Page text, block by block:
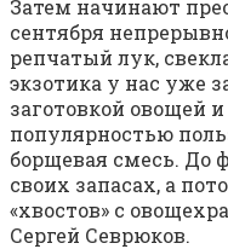
Затем начинают
сентября
репчатый лук,
экзотика у нас уже
заготовкой овощей
популярностью
борщевая смесь. До
своих запасах, а
«хвостов» с
Сергей Севрюков.